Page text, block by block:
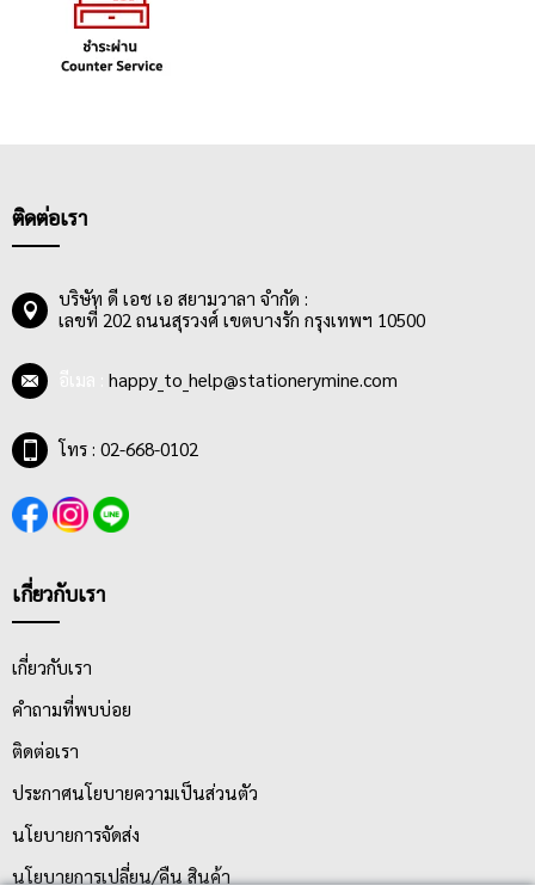
ติดต่อเรา
บริษัท ดี เอช เอ สยามวาลา จำกัด :
เลขที่ 202 ถนนสุรวงศ์ เขตบางรัก กรุงเทพฯ 10500
happy_to_help@stationerymine.com
โทร : 02-668-0102
เกี่ยวกับเรา
เกี่ยวกับเรา
คำถามที่พบบ่อย
ติดต่อเรา
ประกาศนโยบายความเป็นส่วนตัว
นโยบายการจัดส่ง
นโยบายการเปลี่ยน/คืน สินค้า